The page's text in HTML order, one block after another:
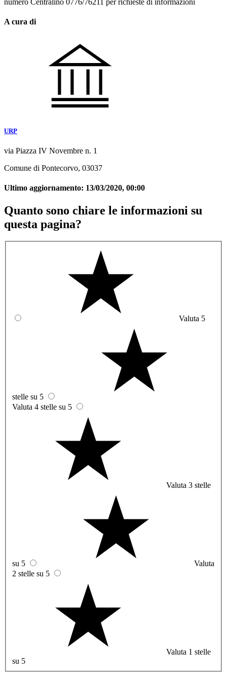
numero Centralino 0776/76211 per richieste di informazioni
A cura di
URP
via Piazza IV Novembre n. 1
Comune di Pontecorvo, 03037
Ultimo aggiornamento: 13/03/2020, 00:00
Quanto sono chiare le informazioni su
questa pagina?
Valuta 5
stelle su 5
Valuta 4 stelle su 5
Valuta 3 stelle
su 5
Valuta
2 stelle su 5
Valuta 1 stelle
su 5